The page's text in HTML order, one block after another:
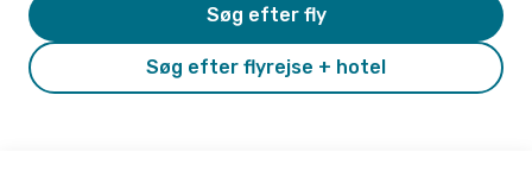
Søg efter flyrejse + hotel
Søg efter fly